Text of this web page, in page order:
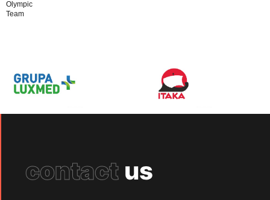
Olympic
Team
contact us